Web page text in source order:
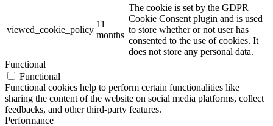
viewed_cookie_policy
11
months
The cookie is set by the GDPR
Cookie Consent plugin and is used
to store whether or not user has
consented to the use of cookies. It
does not store any personal data.
Functional
Functional
Functional cookies help to perform certain functionalities like
sharing the content of the website on social media platforms, collect
feedbacks, and other third-party features.
Performance